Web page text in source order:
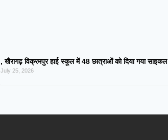
, खैरागढ़ विक्रमपुर हाई स्कूल में 48 छात्राओं को दिया गया साइकल
July 25, 2026